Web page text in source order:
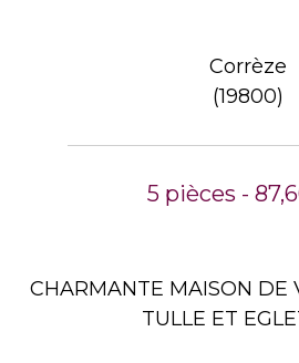
Corrèze
(19800)
5 pièces -
CHARMANTE MAISON DE
TULLE ET